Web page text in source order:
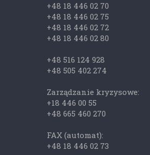
+48 18 446 02 70
+48 18 446 02 75
+48 18 446 02 72
+48 18 446 02 80
+48 516 124 928
+48 505 402 274
Zarządzanie kryzysowe:
+18 446 00 55
+48 665 460 270
FAX (automat):
+48 18 446 02 73